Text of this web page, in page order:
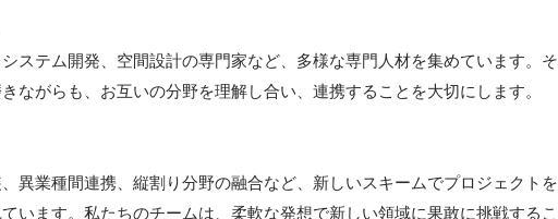
ステム開発、空間設計の専門家など、多様な専門人材を集めています。そ
ながらも、お互いの分野を理解し合い、連携することを大切にします。
異業種間連携、縦割り分野の融合など、新しいスキームでプロジェクトを
います。私たちのチームは、柔軟な発想で新しい領域に果敢に挑戦するこ